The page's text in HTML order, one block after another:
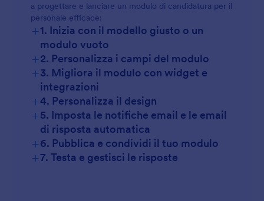
a progettare e lanciare un modulo di candidatura per il
personale efficace:
+1. Inizia con il modello giusto o un
modulo vuoto
+2. Personalizza i campi del modulo
+3. Migliora il modulo con widget e
integrazioni
+4. Personalizza il design
+5. Imposta le notifiche email e le email
di risposta automatica
+6. Pubblica e condividi il tuo modulo
+7. Testa e gestisci le risposte